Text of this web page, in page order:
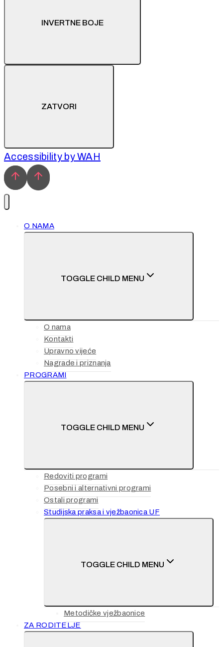
INVERTNE BOJE
ZATVORI
Accessibility by WAH
O NAMA
TOGGLE CHILD MENU
O nama
Kontakti
Upravno vijeće
Nagrade i priznanja
PROGRAMI
TOGGLE CHILD MENU
Redoviti programi
Posebni i alternativni programi
Ostali programi
Studijska praksa i vježbaonica UF
TOGGLE CHILD MENU
Metodičke vježbaonice
ZA RODITELJE